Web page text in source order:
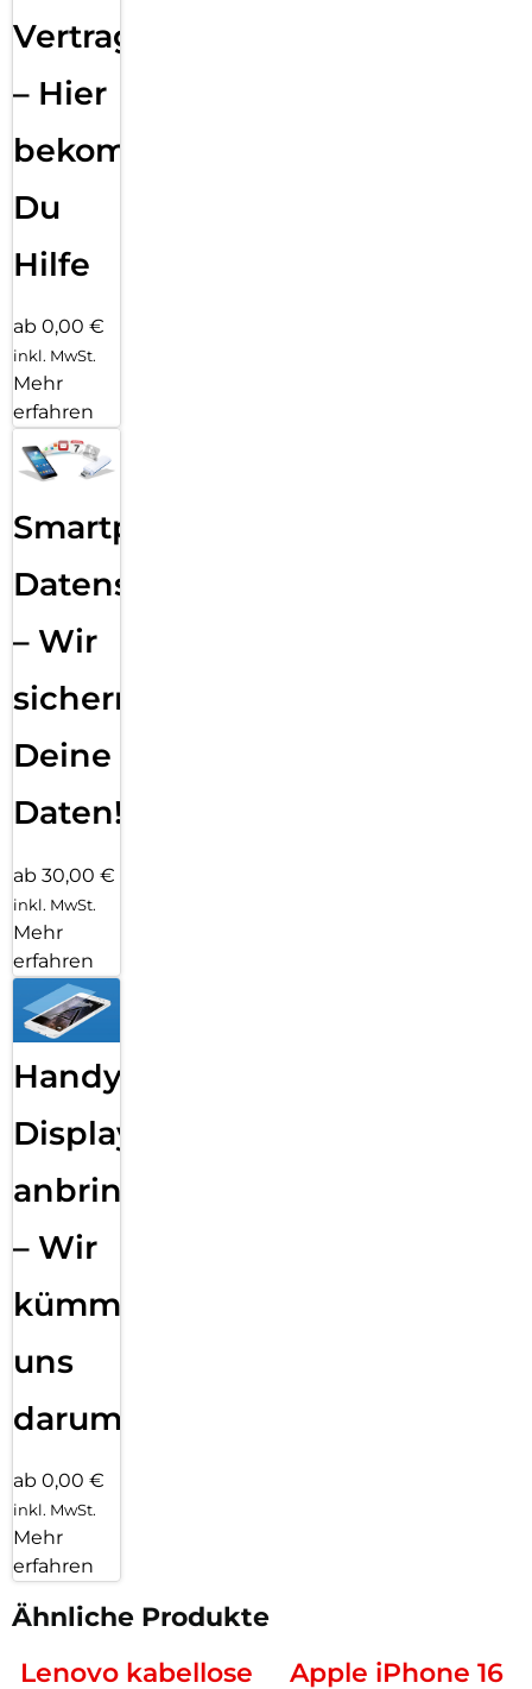
Vertragsabwicklung
– Hier
bekommst
Du
Hilfe
ab 0,00 €
inkl. MwSt.
Mehr
erfahren
Smartphone
Datensicherung
– Wir
sichern
Deine
Daten!
ab 30,00 €
inkl. MwSt.
Mehr
erfahren
Handy
Displayfolie
anbringen
– Wir
kümmern
uns
darum!
ab 0,00 €
inkl. MwSt.
Mehr
erfahren
Ähnliche Produkte
Lenovo kabellose
Apple iPhone 16